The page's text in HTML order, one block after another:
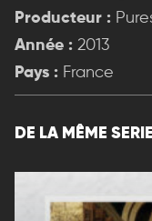
Producteur :
Année : 2013
Pays : France
DE LA MÊME SERIE